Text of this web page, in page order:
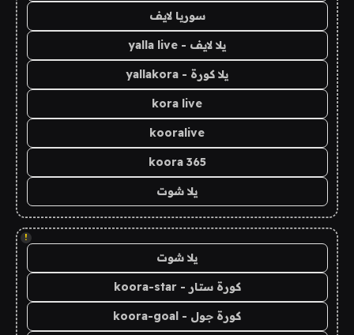
سوريا لايف
يلا لايف - yalla live
يلا كورة - yallakora
kora live
kooralive
koora 365
يلا شوت
!
يلا شوت
كورة ستار - koora-star
كورة جول - koora-goal